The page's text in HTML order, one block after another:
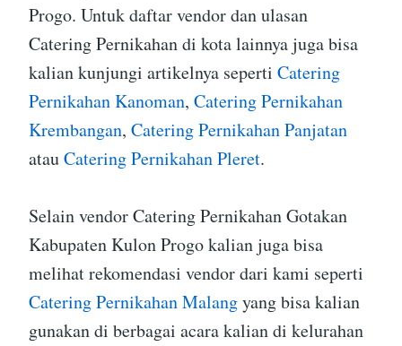
Progo. Untuk daftar vendor dan ulasan
Catering Pernikahan di kota lainnya juga bisa
kalian kunjungi artikelnya seperti Catering
Pernikahan Kanoman, Catering Pernikahan
Krembangan, Catering Pernikahan Panjatan
atauCatering Pernikahan Pleret.
Selain vendor Catering Pernikahan Gotakan
Kabupaten Kulon Progo kalian juga bisa
melihat rekomendasi vendor dari kami seperti
Catering Pernikahan Malangyang bisa kalian
gunakan di berbagai acara kalian di kelurahan